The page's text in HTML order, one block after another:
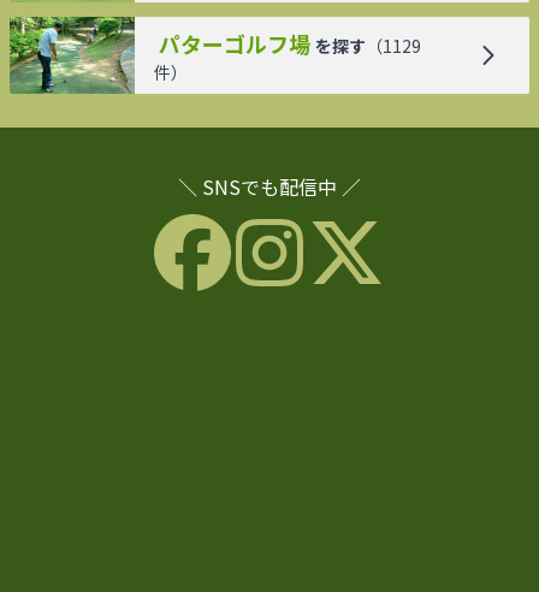
パターゴルフ場 を探す （1129
件）
＼ SNSでも配信中 ／